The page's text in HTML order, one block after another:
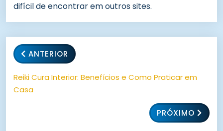
difícil de encontrar em outros sites.
ANTERIOR
Reiki Cura Interior: Benefícios e Como Praticar em
Casa
PRÓXIMO